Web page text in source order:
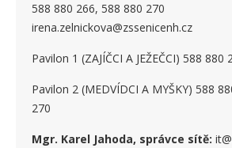
588 880 266, 588 880 270
irena.zelnickova@zssenicenh.cz
Pavilon 1 (ZAJÍČCI A JEŽEČCI) 588
Pavilon 2 (MEDVÍDCI A MYŠKY) 588
270
Mgr. Karel Jahoda, správce sítě: